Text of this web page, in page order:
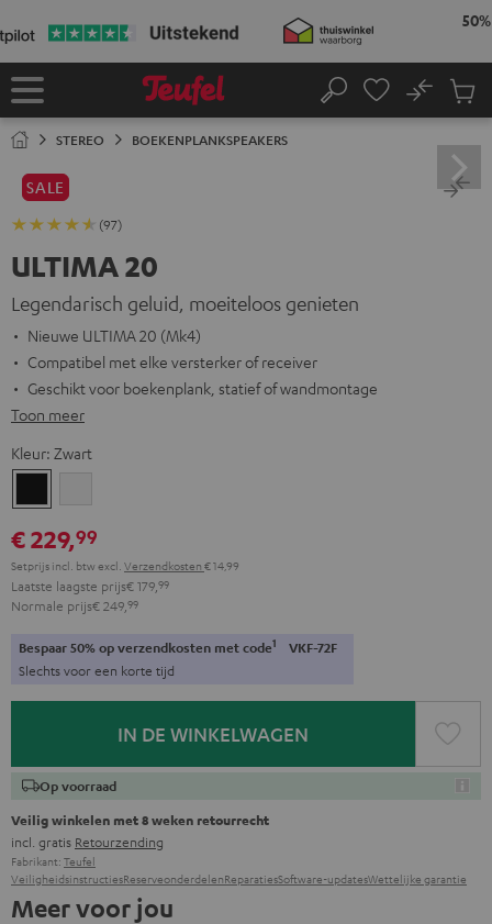
Home Zoeken
No
STEREO BOEKENPLANKSPEAKERS
SALE
(97)
ULTIMA 20
Legendarisch geluid, moeiteloos genieten
Nieuwe ULTIMA 20 (Mk4)
Compatibel met elke versterker of receiver
Geschikt voor boekenplank, statief of wandmontage
Toon meer
Kleur: Zwart
€ 229,99
Setprijs incl. btwexcl. Verzendkosten € 14,99
Laatste laagste prijs€ 179, 99
Normale prijs€ 249, 99
Bespaar 50% op verzendkosten met code1 VKF-72F
Slechts voor een korte tijd
IN DE WINKELWAGEN
Op voorraad
Veilig winkelen met 8 weken retourrecht
incl. gratis Retourzending
Fabrikant: Teufel
VeiligheidsinstructiesReserveonderdelenReparatiesSoftware-updatesWettelijke garantie
Meer voor jou